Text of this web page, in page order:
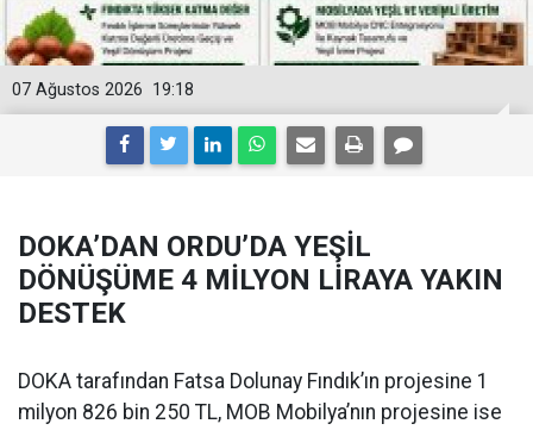
19:18
07 Ağustos 2026
DOKA’DAN ORDU’DA YEŞİL
DÖNÜŞÜME 4 MİLYON LİRAYA YAKIN
DESTEK
DOKA tarafından Fatsa Dolunay Fındık’ın projesine 1
milyon 826 bin 250 TL, MOB Mobilya’nın projesine ise